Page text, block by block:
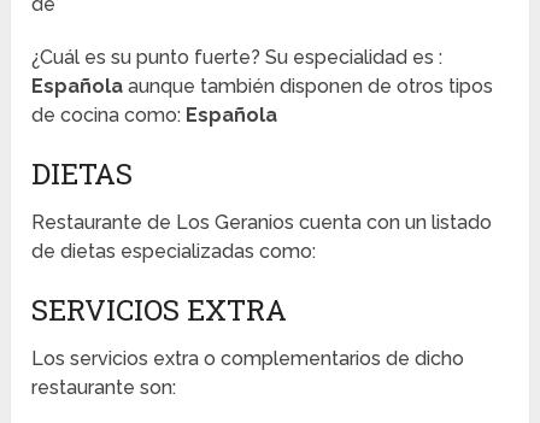
¿Cuál es su punto fuerte? Su especialidad es :
Españolaaunque también disponen de otros tipos
de cocina como: Española
DIETAS
Restaurante de Los Geranios cuenta con un listado
de dietas especializadas como:
SERVICIOS EXTRA
Los servicios extra o complementarios de dicho
restaurante son: